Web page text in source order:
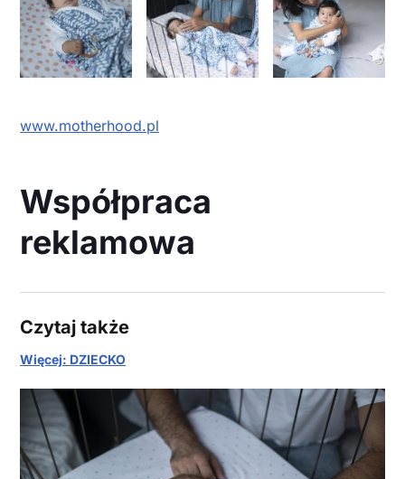
www.motherhood.pl
Współpraca
reklamowa
Czytaj także
Więcej: DZIECKO